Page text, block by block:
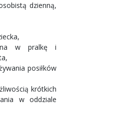
dzienną,
w pralkę i
posiłków
krótkich
w oddziale